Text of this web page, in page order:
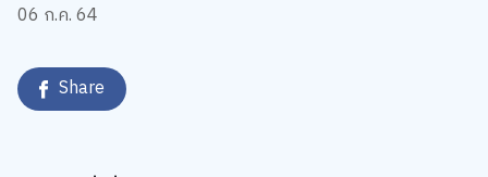
06 ก.ค. 64
Share